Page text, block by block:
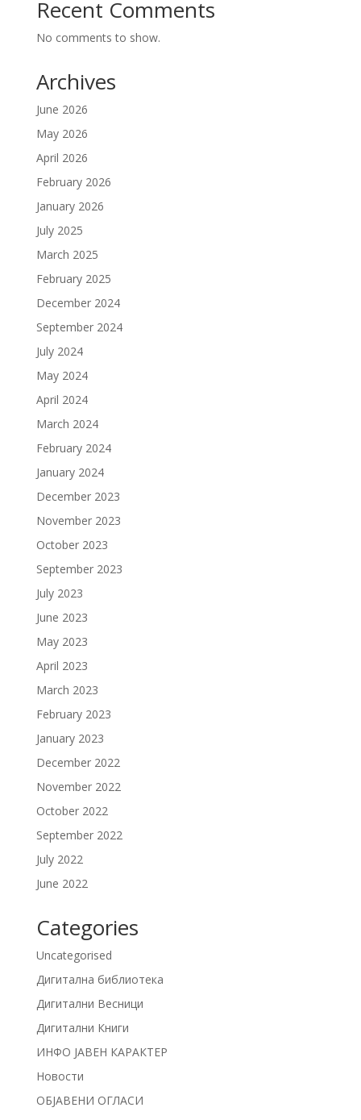
Recent Comments
No comments to show.
Archives
June 2026
May 2026
April 2026
February 2026
January 2026
July 2025
March 2025
February 2025
December 2024
September 2024
July 2024
May 2024
April 2024
March 2024
February 2024
January 2024
December 2023
November 2023
October 2023
September 2023
July 2023
June 2023
May 2023
April 2023
March 2023
February 2023
January 2023
December 2022
November 2022
October 2022
September 2022
July 2022
June 2022
Categories
Uncategorised
Дигитална библиотека
Дигитални Весници
Дигитални Книги
ИНФО ЈАВЕН КАРАКТЕР
Новости
ОБЈАВЕНИ ОГЛАСИ